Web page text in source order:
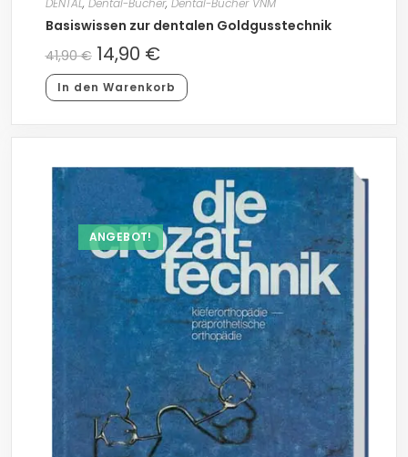
DENTAL, Dental-Bücher, Dental-Bücher VNM
Basiswissen zur dentalen Goldgusstechnik
41,90€ 14,90 €
In den Warenkorb
ANGEBOT!